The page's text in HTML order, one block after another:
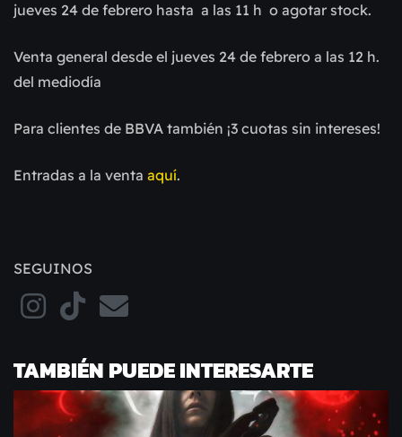
jueves 24 de febrero hasta a las 11 h o agotar stock.
Venta general desde el jueves 24 de febrero a las 12 h.
del mediodía
Para clientes de BBVA también ¡3 cuotas sin intereses!
Entradas a la venta aquí.
SEGUINOS
TAMBIÉN PUEDE INTERESARTE